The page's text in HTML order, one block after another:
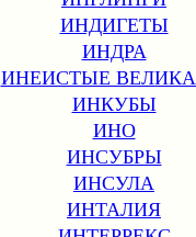
ИНДИГЕТЫ
ИНДРА
ИНЕИСТЫЕ
ИНКУБЫ
ИНО
ИНСУБРЫ
ИНСУЛА
ИНТАЛИЯ